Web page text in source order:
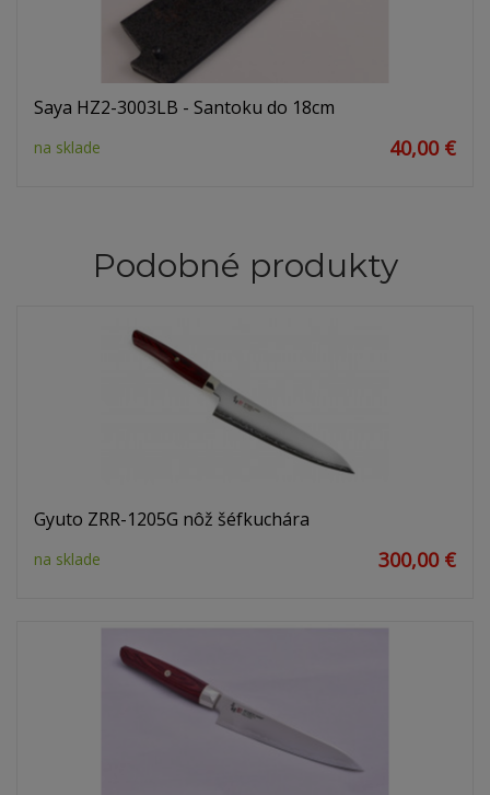
Saya HZ2-3003LB - Santoku do 18cm
na sklade 40,00 €
Podobné produkty
Gyuto ZRR-1205G nôž šéfkuchára
na sklade 300,00 €